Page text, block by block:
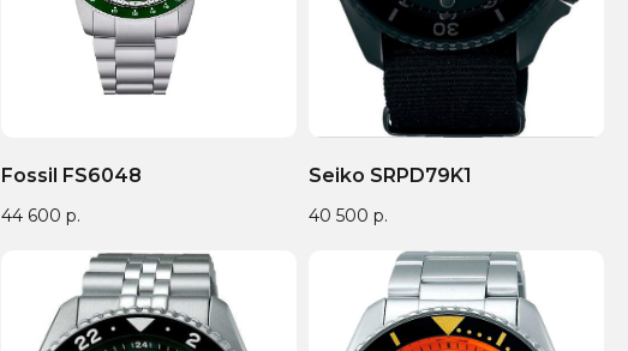
Fossil FS6048
44 600 р.
Seiko SRPD79K1
40 500 р.